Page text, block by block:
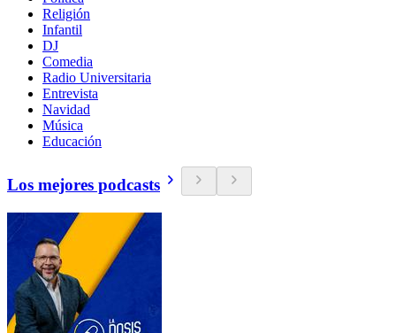
Religión
Infantil
DJ
Comedia
Radio Universitaria
Entrevista
Navidad
Música
Educación
Los mejores podcasts